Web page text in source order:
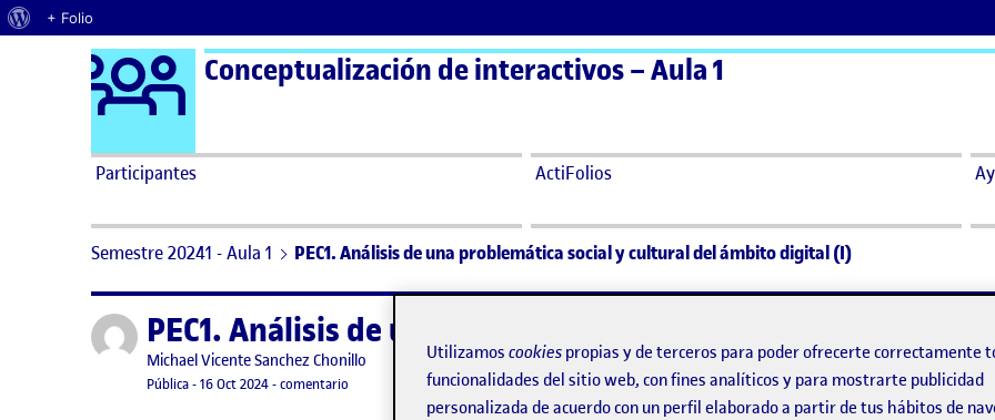
Acerca de WordPress
+ Folio
Saltar al contenido Logo Ágora
Conceptualización de interactivos – Aula 1
Participantes ActiFolios
Semestre 20241 - Aula 1 PEC1. Análisis de una problemática social y cultural del ámbito digital (I)
Publicado porPEC1. Análisis de una problemática social y cultural del
Publicado por
Michael Vicente Sanchez Chonillo
Visibilidad:
Pública-Fecha de publicación
16 Oct 2024-comentario en PEC1. Análisis de una problemática social y cultural del ámbito digital (I)
Utilizamos cookies propias y de terceros para poder ofrecerte correctamente
funcionalidades del sitio web, con fines analíticos y para mostrarte publicidad
personalizada de acuerdo con un perfil elaborado a partir de tus hábitos de